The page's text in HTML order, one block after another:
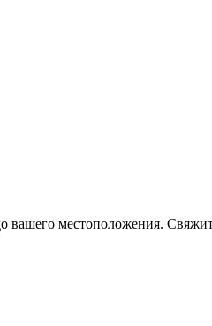
местоположения.